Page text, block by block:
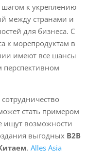
к укреплению
между странами и
для бизнеса. С
к морепродуктам в
имеют все шансы
перспективном
стать примером
ищут возможности
выгодных B2B
. Alles Asia